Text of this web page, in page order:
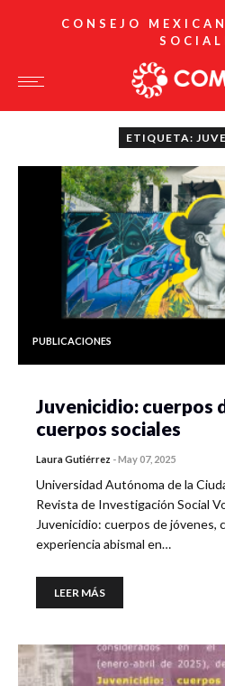
CONSEJO
ETIQUETA:
PUBLICACIONES
Juvenicidio: cuerpos
cuerpos sociales
Laura Gutiérrez -May 07, 2025
Universidad Autónoma de la
Revista de Investigación Social
Juvenicidio: cuerpos de jóvenes,
experiencia abismal en…
LEER MÁS